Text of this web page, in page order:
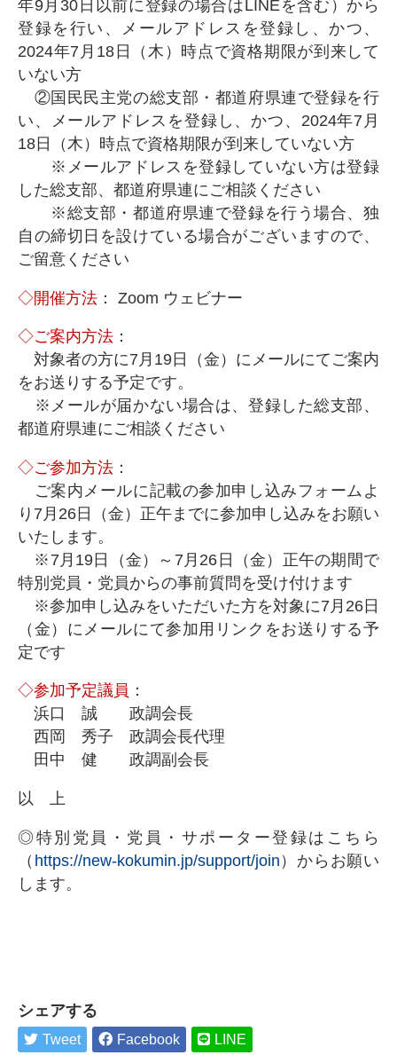
年9月30日以前に登録の場合はLINEを含む）から
登録を行い、メールアドレスを登録し、かつ、
2024年7月18日（木）時点で資格期限が到来して
いない方
②国民民主党の総支部・都道府県連で登録を行
い、メールアドレスを登録し、かつ、2024年7月
18日（木）時点で資格期限が到来していない方
※メールアドレスを登録していない方は登録
した総支部、都道府県連にご相談ください
※総支部・都道府県連で登録を行う場合、独
自の締切日を設けている場合がございますので、
ご留意ください
◇開催方法 ： Zoom ウェビナー
◇ご案内方法 ：
対象者の方に7月19日（金）にメールにてご案内
をお送りする予定です。
※メールが届かない場合は、登録した総支部、
都道府県連にご相談ください
◇ご参加方法 ：
ご案内メールに記載の参加申し込みフォームよ
り7月26日（金）正午までに参加申し込みをお願い
いたします。
※7月19日（金）～7月26日（金）正午の期間で
特別党員・党員からの事前質問を受け付けます
※参加申し込みをいただいた方を対象に7月26日
（金）にメールにて参加用リンクをお送りする予
定です
◇参加予定議員 ：
浜口 誠 政調会長
西岡 秀子 政調会長代理
田中 健 政調副会長
以 上
◎特別党員・党員・サポーター登録はこちら
（ https://new-kokumin.jp/support/join ）からお願い
します。
シェアする
Tweet Facebook LINE